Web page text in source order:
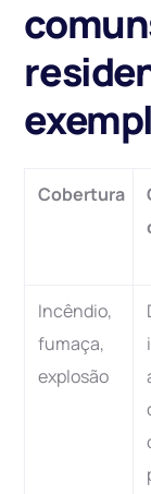
Cobertura
Incêndio,
fumaça,
explosão